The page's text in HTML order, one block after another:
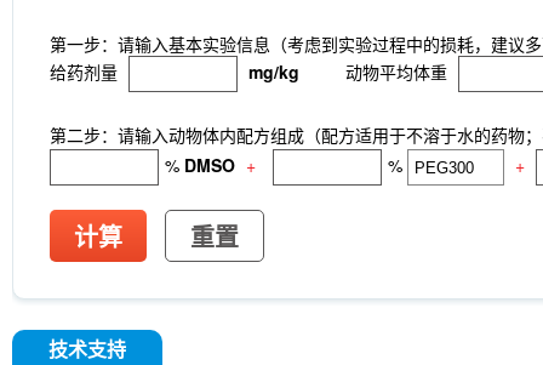
[N13F4]
dTRIM24 A-484954 Rupintrivir
CTR1 Antibody (Rabbit mAb) [A18L7]
FITC
Netrin 1 Antibody (Rabbit mAb) [B4C16]
第一步：请输入基本实验信息（考虑到实验过程中的损耗，建议
给药剂量
mg/kg 动物平均体重
第二步：请输入动物体内配方组成（配方适用于不溶于水的药物
% DMSO + % +
计算 重置
技术支持